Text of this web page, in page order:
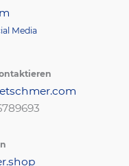
Media